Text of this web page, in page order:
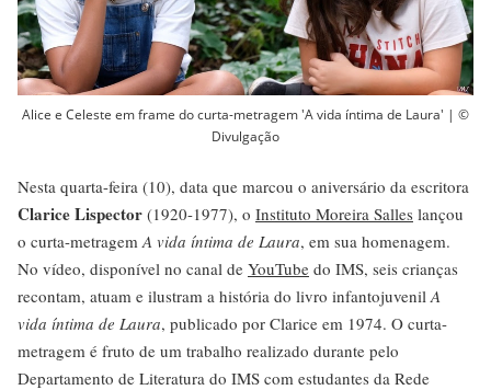
Alice e Celeste em frame do curta-metragem 'A vida íntima de Laura' | ©
Divulgação
Nesta quarta-feira (10), data que marcou o aniversário da escritora
Clarice Lispector (1920-1977), o Instituto Moreira Salles lançou
o curta-metragemA vida íntima de Laura, em sua homenagem.
No vídeo, disponível no canal de YouTube do IMS, seis crianças
recontam, atuam e ilustram a história do livro infantojuvenilA
vida íntima de Laura, publicado por Clarice em 1974. O curta-
metragem é fruto de um trabalho realizado durante pelo
Departamento de Literatura do IMS com estudantes da Rede